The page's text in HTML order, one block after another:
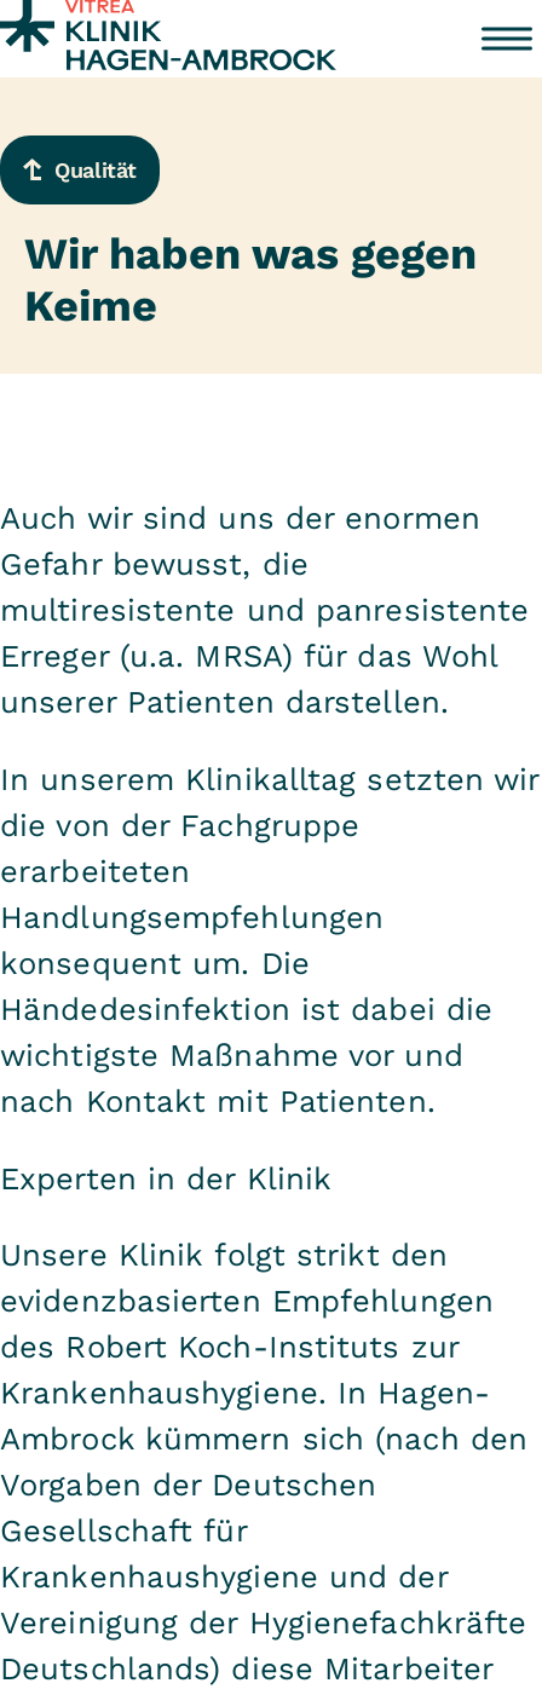
Zum Inhalt springen
Qualität
Wir haben was gegen
Keime
Auch wir sind uns der enormen
Gefahr bewusst, die
multiresistente und panresistente
Erreger (u.a. MRSA) für das Wohl
unserer Patienten darstellen.
In unserem Klinikalltag setzten wir
die von der Fachgruppe
erarbeiteten
Handlungsempfehlungen
konsequent um. Die
Händedesinfektion ist dabei die
wichtigste Maßnahme vor und
nach Kontakt mit Patienten.
Experten in der Klinik
Unsere Klinik folgt strikt den
evidenzbasierten Empfehlungen
des Robert Koch-Instituts zur
Krankenhaushygiene. In Hagen-
Ambrock kümmern sich (nach den
Vorgaben der Deutschen
Gesellschaft für
Krankenhaushygiene und der
Vereinigung der Hygienefachkräfte
Deutschlands) diese Mitarbeiter